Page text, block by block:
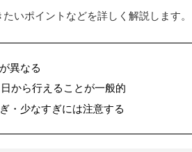
いポイントなどを詳しく解説します。
異なる
から行えることが一般的
・少なすぎには注意する